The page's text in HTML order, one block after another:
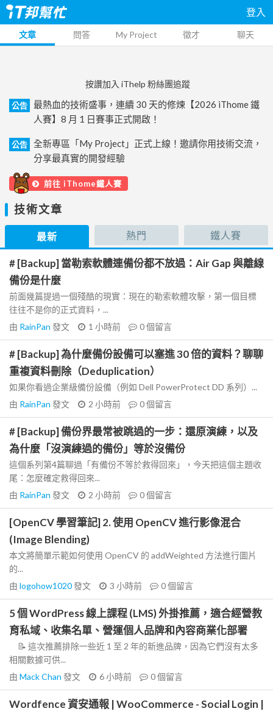
登入
文章 問答 My Project 徵才 聊天
按讚加入 iThelp 粉絲團追蹤
公告
最熱血的技術盛事，連續 30 天的修煉【2026 iThome 鐵
人賽】8 月 1 日賽事正式開啟！
公告
全新專區「My Project」正式上線！邀請你用技術交流，
分享最真實的開發經驗
前往 iThome鐵人賽
技術文章
最新 熱門 鐵人賽
# [Backup] 當勒索軟體連備份都不放過：Air Gap 與離線
備份是什麼
前面幾篇提過一個殘酷的現實：現在的勒索軟體攻擊，第一個目標
往往不是你的正式資料，...
由 RainPan 發文 1 小時前 0個留言
# [Backup] 為什麼備份設備可以塞進 30 倍的資料？聊聊
重複資料刪除（Deduplication）
如果你看過企業級備份設備（例如 Dell PowerProtect DD 系列）...
由 RainPan 發文 2 小時前 0個留言
# [Backup] 備份界最常被跳過的一步：還原演練，以及
為什麼「沒演練過的備份」等於沒備份
這個系列第4篇聊過「有備份不等於救得回來」，今天把這個主題收
尾：怎麼確定救得回來...
由 RainPan 發文 2 小時前 0個留言
[OpenCV 學習筆記] 2. 使用 OpenCV 進行影像混合
(Image Blending)
本文將簡單示範如何使用 OpenCV 的 addWeighted 方法進行圖片
的...
由 logohow1020發文 3 小時前 0個留言
5 個 WordPress 線上課程 (LMS) 外掛推薦，適合經營教
育私域、收集名單、營運個人品牌和內容商業化部署
📝 這次推薦排除一些近 1 至 2 年的新進品牌，因為它們沒有太多
相關數據可供...
由 Mack Chan 發文 6 小時前 0個留言
Wordfence 資安通報 | WooCommerce - Social Login |